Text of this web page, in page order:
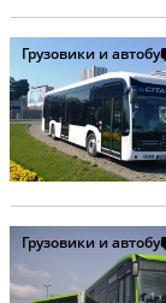
Грузовики и
Грузовики и